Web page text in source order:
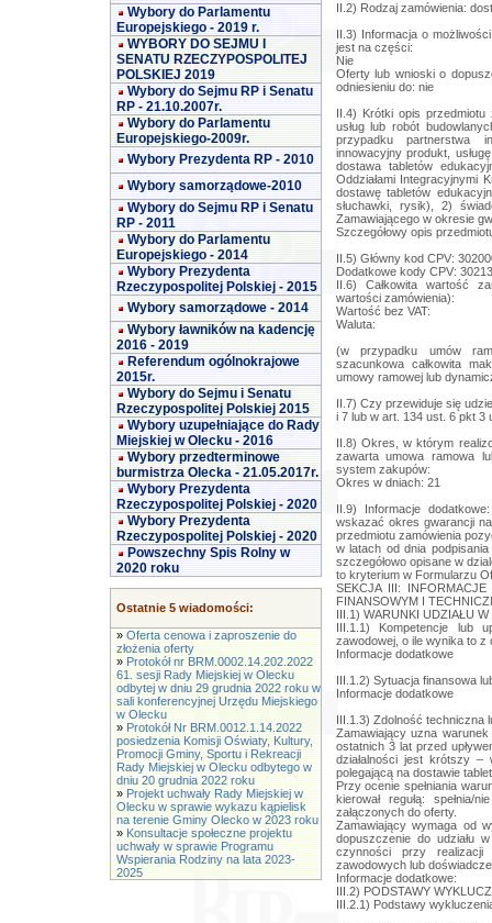
Wybory do Parlamentu
Europejskiego - 2019 r.
WYBORY DO SEJMU I
SENATU RZECZYPOSPOLITEJ
POLSKIEJ 2019
Wybory do Sejmu RP i Senatu
RP - 21.10.2007r.
Wybory do Parlamentu
Europejskiego-2009r.
Wybory Prezydenta RP - 2010
Wybory samorządowe-2010
Wybory do Sejmu RP i Senatu
RP - 2011
Wybory do Parlamentu
Europejskiego - 2014
Wybory Prezydenta
Rzeczypospolitej Polskiej - 2015
Wybory samorządowe - 2014
Wybory ławników na kadencję
2016 - 2019
Referendum ogólnokrajowe
2015r.
Wybory do Sejmu i Senatu
Rzeczypospolitej Polskiej 2015
Wybory uzupełniające do Rady
Miejskiej w Olecku - 2016
Wybory przedterminowe
burmistrza Olecka - 21.05.2017r.
Wybory Prezydenta
Rzeczypospolitej Polskiej - 2020
Wybory Prezydenta
Rzeczypospolitej Polskiej - 2020
Powszechny Spis Rolny w
2020 roku
Ostatnie 5 wiadomości:
» Oferta cenowa i zaproszenie do
złożenia oferty
» Protokół nr BRM.0002.14.202.2022
61. sesji Rady Miejskiej w Olecku
odbytej w dniu 29 grudnia 2022 roku w
sali konferencyjnej Urzędu Miejskiego
w Olecku
» Protokół Nr BRM.0012.1.14.2022
posiedzenia Komisji Oświaty, Kultury,
Promocji Gminy, Sportu i Rekreacji
Rady Miejskiej w Olecku odbytego w
dniu 20 grudnia 2022 roku
» Projekt uchwały Rady Miejskiej w
Olecku w sprawie wykazu kąpielisk
na terenie Gminy Olecko w 2023 roku
» Konsultacje społeczne projektu
uchwały w sprawie Programu
Wspierania Rodziny na lata 2023-
2025
II.2) Rodzaj zamówienia:
II.3) Informacja o
jest na części:
Nie
Oferty lub wnioski o
odniesieniu do: nie
II.4) Krótki opis
usług lub robót
przypadku partnerstwa
innowacyjny produkt,
dostawa tabletów
Oddziałami Integracyjnymi
dostawę tabletów
słuchawki, rysik), 2)
Zamawiającego w okresie
Szczegółowy opis
II.5) Główny kod CPV:
Dodatkowe kody CPV:
II.6) Całkowita wartość
wartości zamówienia):
Wartość bez VAT:
Waluta:
(w przypadku umów
szacunkowa całkowita
umowy ramowej lub
II.7) Czy przewiduje się
i 7 lub w art. 134 ust. 6 pkt 3
II.8) Okres, w którym
zawarta umowa ramowa
system zakupów:
Okres w dniach: 21
II.9) Informacje
wskazać okres gwarancji
przedmiotu zamówienia
w latach od dnia
szczegółowo opisane w
to kryterium w Formularzu
SEKCJA III:
FINANSOWYM I
III.1) WARUNKI UDZIAŁU
III.1.1) Kompetencje lub
zawodowej, o ile wynika to
Informacje dodatkowe
III.1.2) Sytuacja finansowa
Informacje dodatkowe
III.1.3) Zdolność techniczna
Zamawiający uzna
ostatnich 3 lat przed
działalności jest krótszy –
polegającą na dostawie
Przy ocenie spełniania
kierował regułą: spełnia/
załączonych do oferty.
Zamawiający wymaga od
dopuszczenie do udziału
czynności przy
zawodowych lub
Informacje dodatkowe:
III.2) PODSTAWY
III.2.1) Podstawy